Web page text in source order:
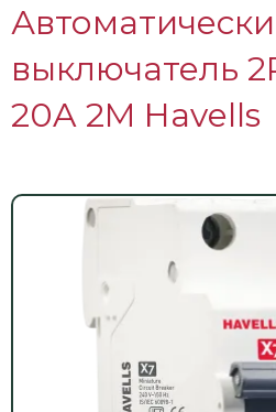
выключатель
20A 2M Havells